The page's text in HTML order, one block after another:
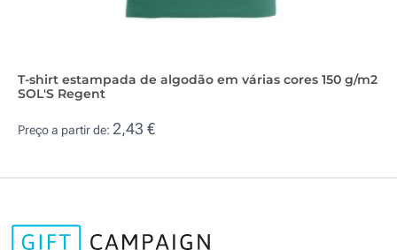
T-shirt estampada de algodão em várias cores 150 g/m2
SOL'S Regent
Preço a partir de: 2,43 €